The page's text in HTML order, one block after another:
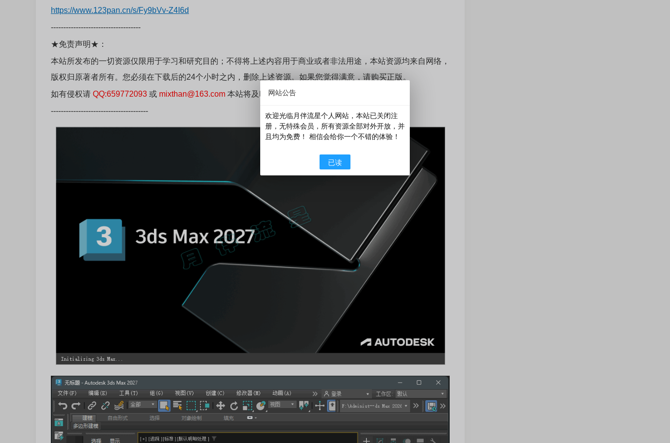
https://www.123pan.cn/s/Fy9bVv-Z4I6d
------------------------------------
★免责声明★：
本站所发布的一切资源仅限用于学习和研究目的；不得将上述内容用于商业或者非法用途，本站资源均来自网络，
版权归原著者所有。您必须在下载后的24个小时之内，删除上述资源。如果您觉得满意，请购买正版。
如有侵权请 QQ:659772093 或 mixthan@163.com 本站将及时删除！
---------------------------------------
网站公告
欢迎光临月伴流星个人网站，本站已关闭注
册，无特殊会员，所有资源全部对外开放，并
且均为免费！ 相信会给你一个不错的体验！
已读